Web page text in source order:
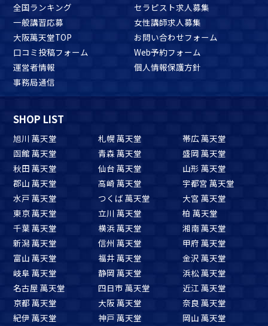
全国ランキング
セラピスト求人募集
一般講習応募
女性講師求人募集
大阪萬天堂TOP
お問い合わせフォーム
口コミ投稿フォーム
Web予約フォーム
運営者情報
個人情報保護方針
事務局通信
SHOP LIST
旭川 萬天堂 札幌 萬天堂
帯広 萬天堂
函館 萬天堂
青森 萬天堂
盛岡 萬天堂
秋田 萬天堂
仙台 萬天堂
山形 萬天堂
郡山 萬天堂
高崎 萬天堂
宇都宮 萬天堂
水戸 萬天堂
つくば 萬天堂
大宮 萬天堂
東京 萬天堂
立川 萬天堂
柏 萬天堂
千葉 萬天堂
横浜 萬天堂
湘南 萬天堂
新潟 萬天堂
信州 萬天堂
甲府 萬天堂
富山 萬天堂
福井 萬天堂
金沢 萬天堂
岐阜 萬天堂
静岡 萬天堂
浜松 萬天堂
名古屋 萬天堂
四日市 萬天堂
近江 萬天堂
京都 萬天堂
大阪 萬天堂
奈良 萬天堂
紀伊 萬天堂
神戸 萬天堂 岡山 萬天堂